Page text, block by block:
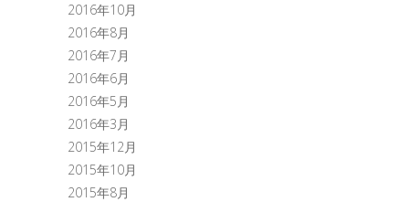
2016年10月
2016年8月
2016年7月
2016年6月
2016年5月
2016年3月
2015年12月
2015年10月
2015年8月